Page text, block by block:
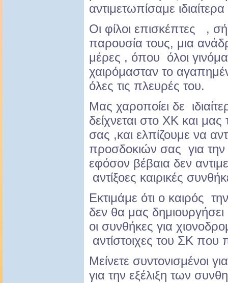
αντιμετωπίσαμε
Οι φίλοι επισκέπτες ,
παρουσία τους, μια
μέρες , όπου όλοι
χαιρόμασταν το
όλες τις πλευρές του.
Μας χαροποίει δε
δείχνεται στο ΧΚ και
σας ,και ελπίζουμε να
προσδοκιών σας για την
εφόσον βέβαια δεν
αντίξοες καιρικές
Εκτιμάμε ότι ο καιρός
δεν θα μας δημιουργήσει
οι συνθήκες για
αντίστοιχες του ΣΚ που
Μείνετε συντονισμένοι
για την εξέλιξη των